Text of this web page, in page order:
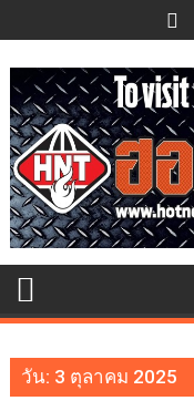
to
content
วัน: 3 ตุลาคม 2025